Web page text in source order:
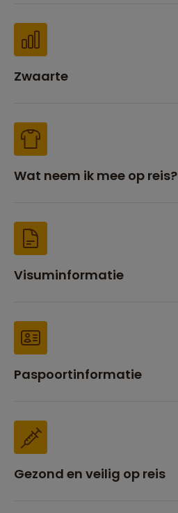
Zwaarte
Wat neem ik mee op reis?
Visuminformatie
Paspoortinformatie
Gezond en veilig op reis